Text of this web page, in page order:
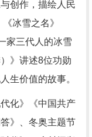
创作，描绘人民
冰雪之名》
家三代人的冰雪
》讲述8位功勋
生价值的故事。
化》《中国共产
》、冬奥主题节